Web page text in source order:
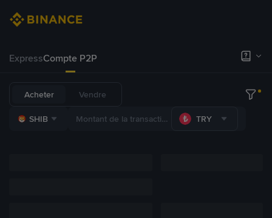
ExpressCompte P2P
Acheter Vendre
SHIB TRY